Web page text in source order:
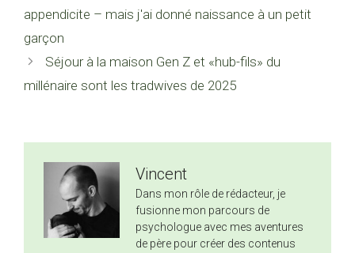
appendicite – mais j'ai donné naissance à un petit
garçon
Séjour à la maison Gen Z et «hub-fils» du
millénaire sont les tradwives de 2025
Vincent
Dans mon rôle de rédacteur, je
fusionne mon parcours de
psychologue avec mes aventures
de père pour créer des contenus